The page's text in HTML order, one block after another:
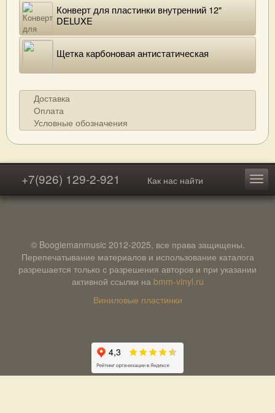
Конверт для пластинки внутренний 12"
DELUXE
Щетка карбоновая антистатическая
Доставка
Оплата
Условные обозначения
+7(926) 129-2-921 Как нас найти
© Boogiemanmusic 2012-2025, все права защищены.
Перепечатывание материалов и использование каталога
разрешается только с разрешения авторов и при указании
активной ссылки на bmm-vinyl.ru
Виниловые пластинки